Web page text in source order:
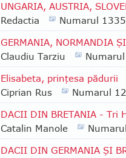
UNGARIA, AUSTRIA,
Redactia
Numarul 1335
GERMANIA, NORMANDIA
Claudiu Tarziu
Elisabeta, prinţesa pădurii
Ciprian Rus
Numarul
DACII DIN BRETANIA - Tri
Catalin Manole
DACII DIN GERMANIA ŞI